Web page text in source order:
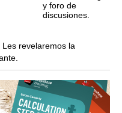
y foro de
discusiones.
revelaremos la